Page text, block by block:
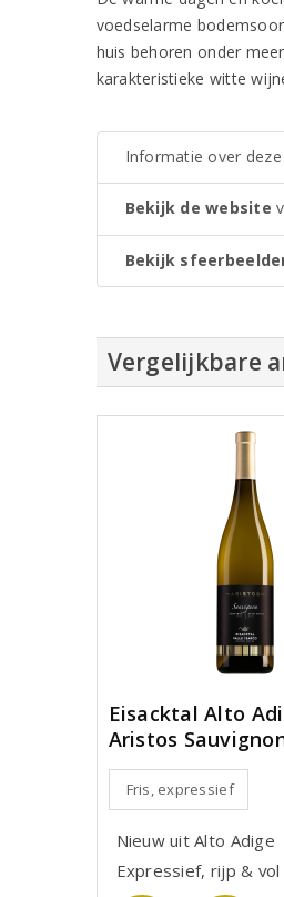
voedselarme
huis behoren onder
karakteristieke witte
Informatie over deze
Bekijk de website
Bekijk
Vergelijkbare
Eisacktal Alto
Aristos
Fris, expressief
Nieuw uit Alto Adige
Expressief, rijp & vol